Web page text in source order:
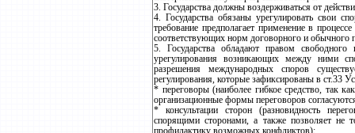
3. Государства должны воздерживаться от
4. Государства обязаны урегулировать свои
требование предполагает применение в
соответствующих норм договорного и
5. Государства обладают правом
урегулирования возникающих между ними
разрешения международных споров
регулирования, которые зафиксированы в ст.33
* переговоры (наиболее гибкое средство, так
организационные формы переговоров
* консультации сторон (разновидность
спорящими сторонами, а также позволяет не
профилактику возможных конфликтов);